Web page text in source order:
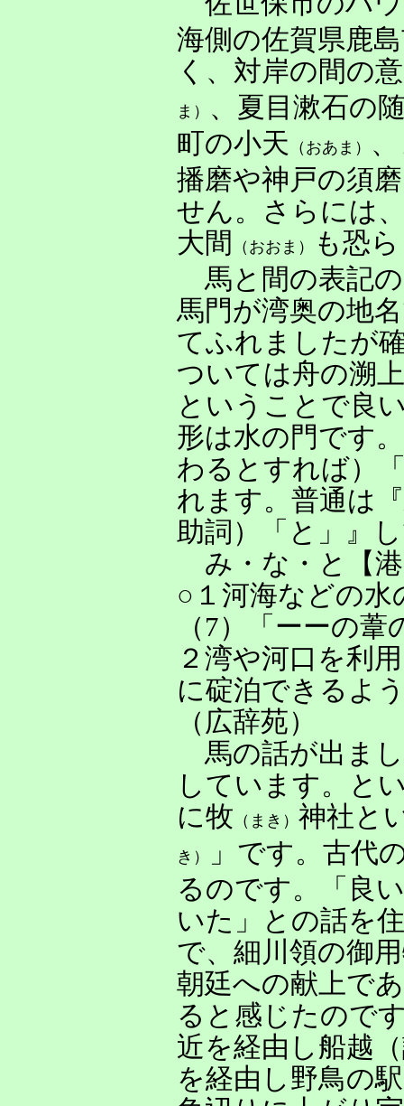
海側の佐賀県鹿
く、対岸の間の
ま）
、夏目漱石の
町の小天 （おあま）
播磨や神戸の須
せん。さらには
大間
（おおま）
も恐
馬と間の表記
馬門が湾奥の地
てふれましたが
ついては舟の溯
ということで良
形は水の門です
わるとすれば）
れます。普通は
助詞）「と」』
み・な・と【
○１河海などの水
（7）「ーーの
２湾や河口を利
に碇泊できるよ
（広辞苑）
馬の話が出ま
しています。と
に牧 （まき） 神社と
き）
」です。古代
るのです。「良
いた」との話を
で、細川領の御
朝廷への献上で
ると感じたので
近を経由し船越
を経由し野鳥の